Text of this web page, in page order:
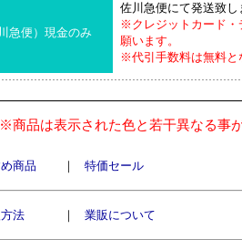
急便）現金のみ
佐川急便にて発送致し
※クレジットカード・
願います。
※代引手数料は無料と
※商品は表示された色と若干異なる事
商品 ｜ 特価セール
法 ｜ 業販について